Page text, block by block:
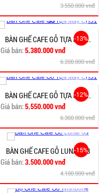
3.550.000 vnđ
-13%
BÀN GHẾ CAFE GỖ TỰA MÂY...
Giá bán:5.380.000 vnđ
6.200.000 vnđ
-12%
BÀN GHẾ CAFE GỖ TỰA MÂY...
Giá bán:5.550.000 vnđ
6.300.000 vnđ
-15%
BÀN GHẾ CAFE GỖ LUNAR 03
Giá bán:3.500.000 vnđ
4.100.000 vnđ